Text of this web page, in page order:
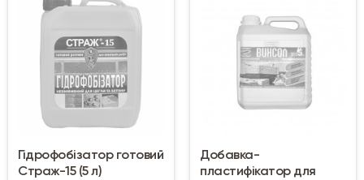
Гідрофобізатор готовий
Страж-15 (5 л)
Добавка-
пластифікатор для